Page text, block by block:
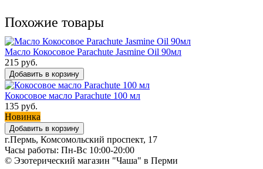
Похожие товары
Масло Кокосовое Parachute Jasmine Oil 90мл
215 руб.
Добавить в корзину
Кокосовое масло Parachute 100 мл
135 руб.
Новинка
Добавить в корзину
г.Пермь, Комсомольский проспект, 17
Часы работы: Пн-Вс 10:00-20:00
© Эзотерический магазин "Чаша" в Перми